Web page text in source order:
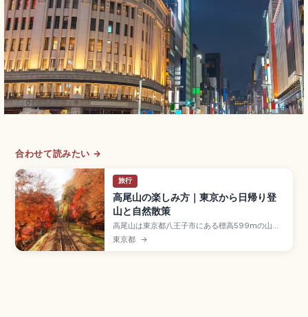
合わせて読みたい →
旅行
高尾山の楽しみ方｜東京から日帰り登
山と自然散策
高尾山は東京都八王子市にある標高599mの山
で、都心から京王線で約50分のアクセスのよさか
らミシュラン・グリーンガイドで三つ星を獲得し
東京都 →